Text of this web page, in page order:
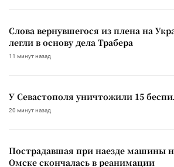
Слова вернувшегося из плена на
легли в основу дела Трабера
11 минут назад
У Севастополя уничтожили 15
20 минут назад
Пострадавшая при наезде машины
Омске скончалась в реанимации